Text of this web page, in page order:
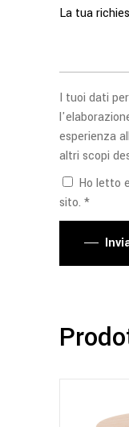
I tuoi dati
esperienza
altri scopi
Ho letto
sito. *